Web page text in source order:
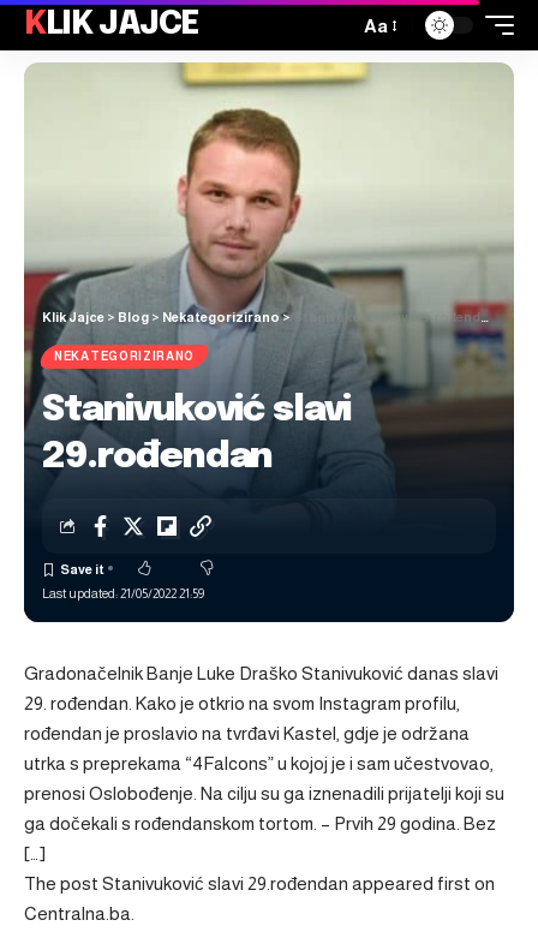
KLIK JAJCE Aa
Klik Jajce > Blog > Nekategorizirano> Stanivuković slavi 29.rođendan
NEKATEGORIZIRANO
Stanivuković slavi
29.rođendan
Last updated: 21/05/2022 21:59
Gradonačelnik Banje Luke Draško Stanivuković danas slavi
29. rođendan. Kako je otkrio na svom Instagram profilu,
rođendan je proslavio na tvrđavi Kastel, gdje je održana
utrka s preprekama “4Falcons” u kojoj je i sam učestvovao,
prenosi Oslobođenje. Na cilju su ga iznenadili prijatelji koji su
ga dočekali s rođendanskom tortom. – Prvih 29 godina. Bez
[…]
The post Stanivuković slavi 29.rođendan appeared first on
Centralna.ba